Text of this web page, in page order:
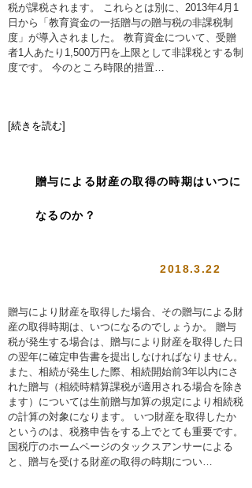
税が課税されます。 これらとは別に、2013年4月1
日から「教育資金の一括贈与の贈与税の非課税制
度」が導入されました。 教育資金について、受贈
者1人あたり1,500万円を上限として非課税とする制
度です。 今のところ時限的措置…
[続きを読む]
贈与による財産の取得の時期はいつに
なるのか？
2018.3.22
贈与により財産を取得した場合、その贈与による財
産の取得時期は、いつになるのでしょうか。 贈与
税が発生する場合は、贈与により財産を取得した日
の翌年に確定申告書を提出しなければなりません。
また、相続が発生した際、相続開始前3年以内にさ
れた贈与（相続時精算課税が適用される場合を除き
ます）については生前贈与加算の規定により相続税
の計算の対象になります。 いつ財産を取得したか
というのは、税務申告をする上でとても重要です。
国税庁のホームページのタックスアンサーによる
と、贈与を受ける財産の取得の時期につい…